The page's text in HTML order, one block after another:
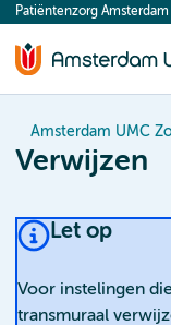
content
Patiëntenzorg Amsterdam
Amsterdam UMC
Verwijzen
Let op
Voor instelingen
transmuraal